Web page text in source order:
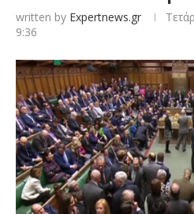
written by Expertnews.gr
9:36